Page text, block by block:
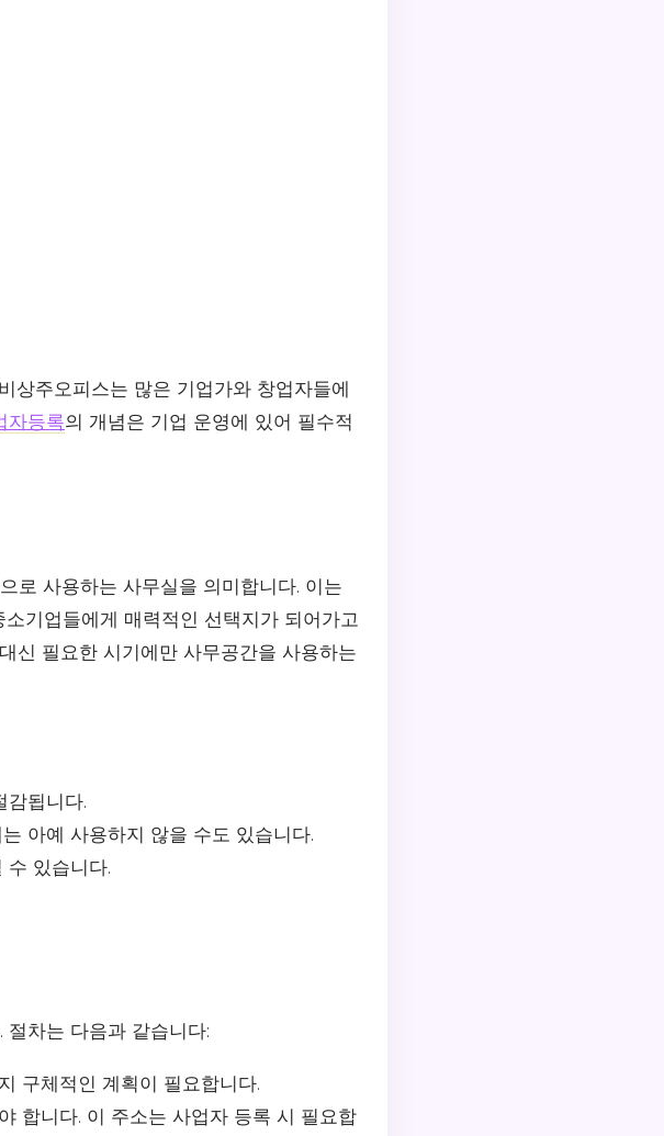
상주오피스는 많은 기업가와 창업자들에
자등록의 개념은 기업 운영에 있어 필수적
로 사용하는 사무실을 의미합니다. 이는
기업들에게 매력적인 선택지가 되어가고
신 필요한 시기에만 사무공간을 사용하는
감됩니다.
아예 사용하지 않을 수도 있습니다.
수 있습니다.
차는 다음과 같습니다:
구체적인 계획이 필요합니다.
합니다. 이 주소는 사업자 등록 시 필요합